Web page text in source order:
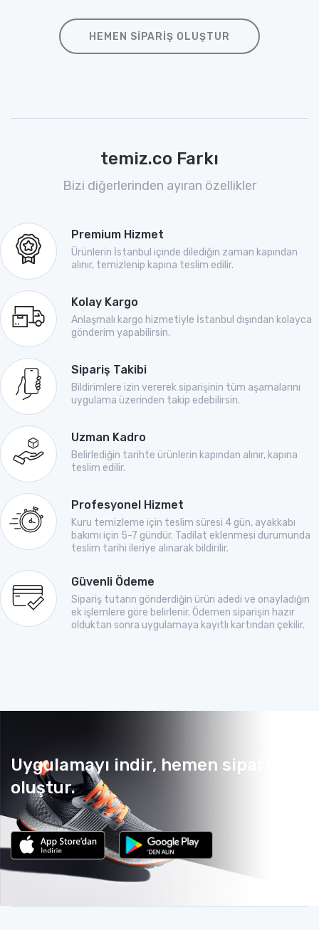
HEMEN SIPARIŞ OLUŞTUR
temiz.co Farkı
Bizi diğerlerinden ayıran özellikler
Premium Hizmet
Ürünlerin İstanbul içinde dilediğin zaman kapından
alınır, temizlenip kapına teslim edilir.
Kolay Kargo
Anlaşmalı kargo hizmetiyle İstanbul dışından kolayca
gönderim yapabilirsin.
Sipariş Takibi
Bildirimlere izin vererek siparişinin tüm aşamalarını
uygulama üzerinden takip edebilirsin.
Uzman Kadro
Belirlediğin tarihte ürünlerin kapından alınır, kapına
teslim edilir.
Profesyonel Hizmet
Kuru temizleme için teslim süresi 4 gün, ayakkabı
bakımı için 5-7 gündür. Tadilat eklenmesi durumunda
teslim tarihi ileriye alınarak bildirilir.
Güvenli Ödeme
Sipariş tutarın gönderdiğin ürün adedi ve onayladığın
ek işlemlere göre belirlenir. Ödemen siparişin hazır
olduktan sonra uygulamaya kayıtlı kartından çekilir.
Uygulamayı indir, hemen sipariş
oluştur.